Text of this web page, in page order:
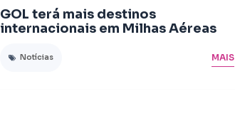
GOL terá mais destinos
internacionais em Milhas Aéreas
Notícias MAIS